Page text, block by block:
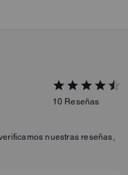
10 Reseñas
nuestras reseñas,